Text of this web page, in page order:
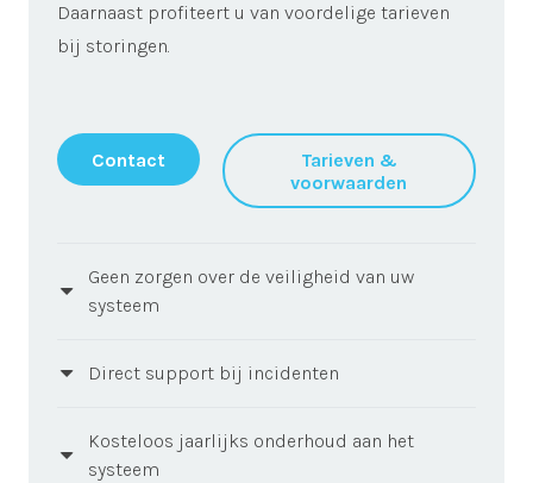
Daarnaast profiteert u van voordelige tarieven
bij storingen.
Contact
Tarieven &
voorwaarden
Geen zorgen over de veiligheid van uw
systeem
Direct support bij incidenten
Kosteloos jaarlijks onderhoud aan het
systeem